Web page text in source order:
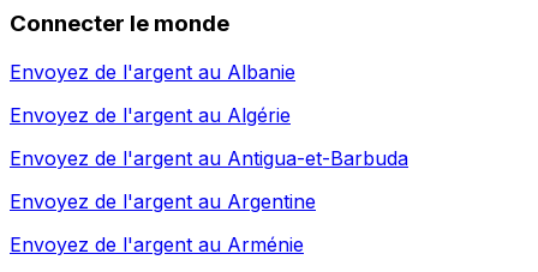
Connecter le monde
Envoyez de l'argent au Albanie
Envoyez de l'argent au Algérie
Envoyez de l'argent au Antigua-et-Barbuda
Envoyez de l'argent au Argentine
Envoyez de l'argent au Arménie